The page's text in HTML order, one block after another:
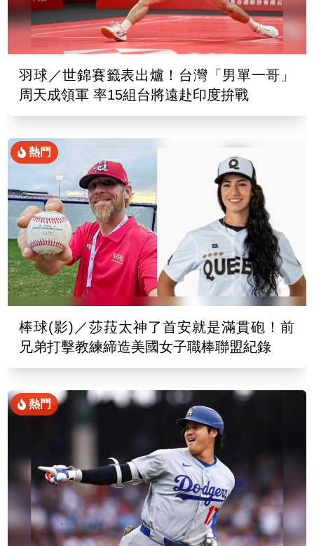
羽球／世錦賽籤表出爐！台灣「男單一哥」
周天成領軍 率15組台將遠赴印度拚戰
熱門
棒球(影)／莎菈太神了首安就是滿貫砲！前
兄弟打擊教練締造美國女子職棒聯盟紀錄
熱門